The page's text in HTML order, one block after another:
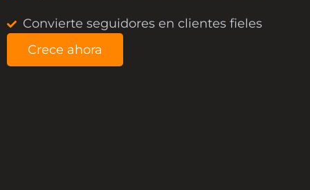
Convierte seguidores en clientes fieles
Crece ahora